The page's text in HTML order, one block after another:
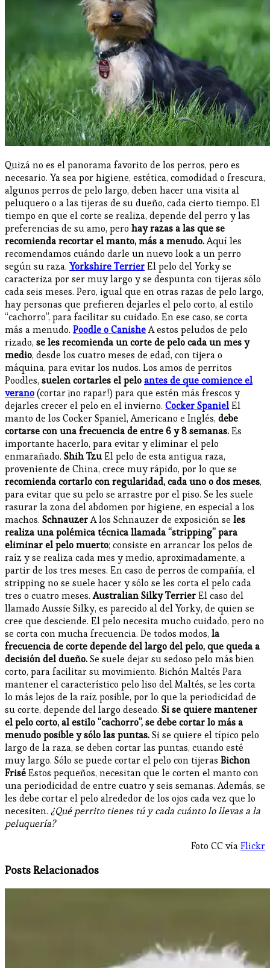
Quizá no es el panorama favorito de los perros, pero es
necesario. Ya sea por higiene, estética, comodidad o frescura,
algunos perros de pelo largo, deben hacer una visita al
peluquero o a las tijeras de su dueño, cada cierto tiempo. El
tiempo en que el corte se realiza, depende del perro y las
preferencias de su amo, pero hay razas a las que se
recomienda recortar el manto, más a menudo.Aquí les
recomendamos cuándo darle un nuevo look a un perro
según su raza. Yorkshire TerrierEl pelo del Yorky se
caracteriza por ser muy largo y se despunta con tijeras sólo
cada seis meses. Pero, igual que en otras razas de pelo largo,
hay personas que prefieren dejarles el pelo corto, al estilo
“cachorro”, para facilitar su cuidado. En ese caso, se corta
más a menudo. Poodle o CanisheA estos peludos de pelo
rizado, se les recomienda un corte de pelo cada un mes y
medio, desde los cuatro meses de edad, con tijera o
máquina, para evitar los nudos. Los amos de perritos
Poodles, suelen cortarles el peloantes de que comience el
verano(cortar ¡no rapar!) para que estén más frescos y
dejarles crecer el pelo en el invierno. Cocker SpanielEl
manto de los Cocker Spaniel, Americano e Inglés, debe
cortarse con una frecuencia de entre 6 y 8 semanas.Es
importante hacerlo, para evitar y eliminar el pelo
enmarañado. Shih TzuEl pelo de esta antigua raza,
proveniente de China, crece muy rápido, por lo que se
recomienda cortarlo con regularidad, cada uno o dos meses,
para evitar que su pelo se arrastre por el piso. Se les suele
rasurar la zona del abdomen por higiene, en especial a los
machos. SchnauzerA los Schnauzer de exposición se les
realiza una polémica técnica llamada “stripping”para
eliminar el pelo muerto; consiste en arrancar los pelos de
raíz y se realiza cada mes y medio, aproximadamente, a
partir de los tres meses. En caso de perros de compañía, el
stripping no se suele hacer y sólo se les corta el pelo cada
tres o cuatro meses.Australian Silky TerrierEl caso del
llamado Aussie Silky, es parecido al del Yorky, de quien se
cree que desciende. El pelo necesita mucho cuidado, pero no
se corta con mucha frecuencia. De todos modos, la
frecuencia de corte depende del largo del pelo, que queda a
decisión del dueño.Se suele dejar su sedoso pelo más bien
corto, para facilitar su movimiento. Bichón Maltés Para
mantener el característico pelo liso del Maltés, se les corta
lo más lejos de la raíz posible, por lo que la periodicidad de
su corte, depende del largo deseado. Si se quiere mantener
el pelo corto, al estilo “cachorro”, se debe cortar lo más a
menudo posible y sólo las puntas.Si se quiere el típico pelo
largo de la raza, se deben cortar las puntas, cuando esté
muy largo. Sólo se puede cortar el pelo con tijeras Bichon
FriséEstos pequeños, necesitan que le corten el manto con
una periodicidad de entre cuatro y seis semanas. Además, se
les debe cortar el pelo alrededor de los ojos cada vez que lo
necesiten. ¿Qué perrito tienes tú y cada cuánto lo llevas a la
peluquería?
Foto CC víaFlickr
Posts Relacionados